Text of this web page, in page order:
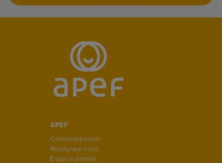
APEF
Contactez-nous
Rejoignez-nous
Espace presse